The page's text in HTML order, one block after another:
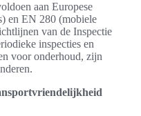
aan Europese
en EN 280 (mobiele
van de Inspectie
inspecties en
voor onderhoud, zijn